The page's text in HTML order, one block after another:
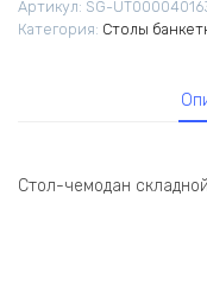
см
с
Артикул: SG-
Категория: Столы
Стол-чемодан